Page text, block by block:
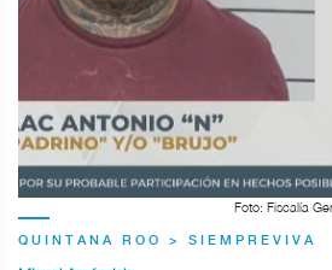
Foto: Fiscalía
QUINTANA ROO > SIEMPREVIVA